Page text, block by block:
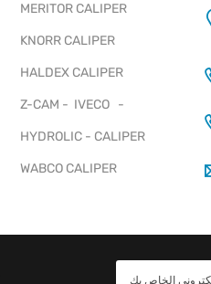
MERITOR CALIPER
KNORR CALIPER
HALDEX CALIPER
Z-CAM - IVECO -
HYDROLIC - CALIPER
WABCO CALIPER